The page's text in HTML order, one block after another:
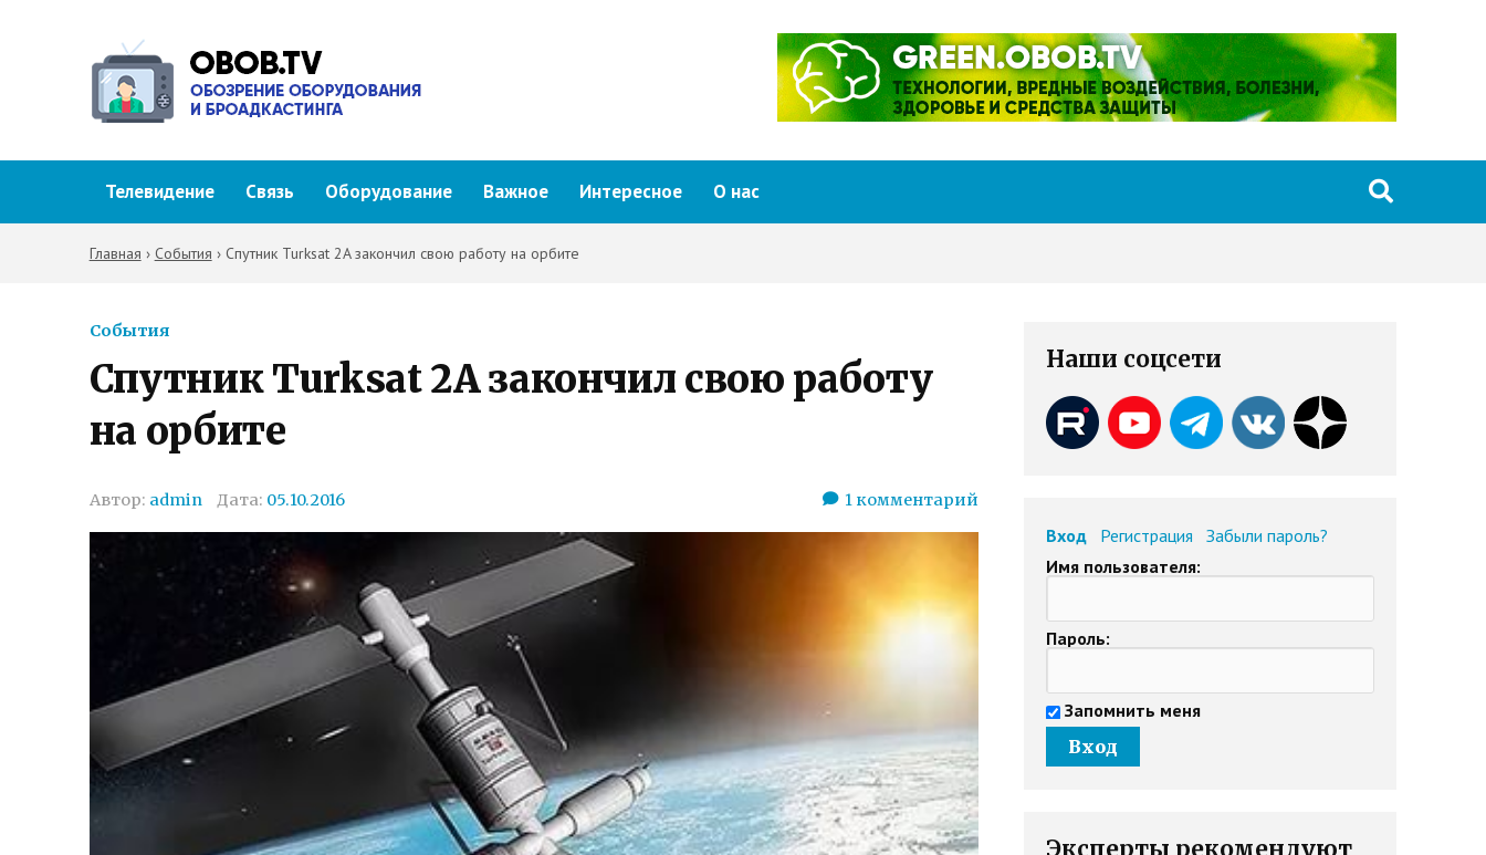
Телевидение Связь Оборудование Важное Интересное О нас
Главная › События › Спутник Turksat 2A закончил свою работу на орбите
События
Спутник Turksat 2A закончил свою работу
на орбите
Автор: admin Дата: 05.10.2016 1комментарий
Наши соцсети
Вход Регистрация
Забыли пароль?
Имя пользователя:
Пароль:
Запомнить меня